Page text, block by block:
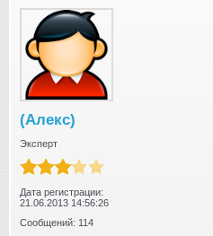
(Алекс)
Эксперт
Дата регистрации:
21.06.2013 14:56:26
Сообщений: 114